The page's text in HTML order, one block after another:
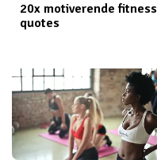
20x motiverende fitness
quotes